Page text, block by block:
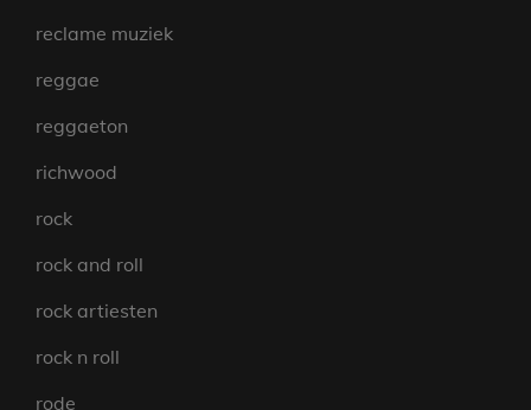
reclame muziek
reggae
reggaeton
richwood
rock
rock and roll
rock artiesten
rock n roll
rode